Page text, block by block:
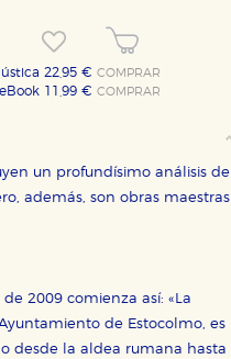
22,95 € COMPRAR
eBook 11,99 € COMPRAR
un profundísimo análisis de
además, son obras maestras
2009 comienza así: «La
de Estocolmo, es
desde la aldea rumana hasta